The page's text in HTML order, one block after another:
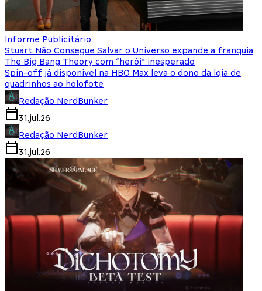
Informe Publicitário
Stuart Não Consegue Salvar o Universo expande a franquia
The Big Bang Theory com “herói” inesperado
Spin-off já disponível na HBO Max leva o dono da loja de
quadrinhos ao holofote
Redação NerdBunker
31.jul.26
Redação NerdBunker
31.jul.26